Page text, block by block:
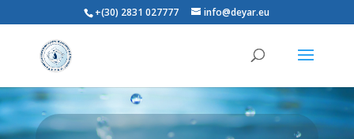
+(30) 2831 027777 info@deyar.eu